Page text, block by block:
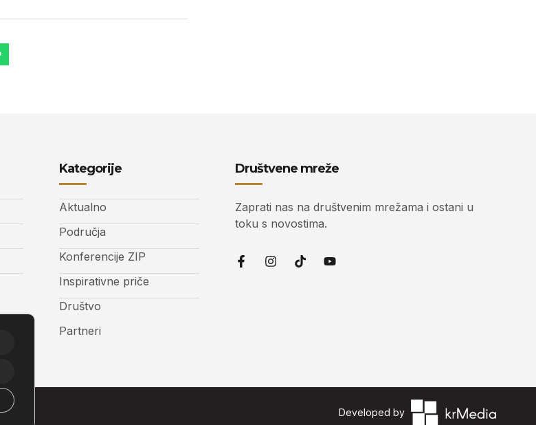
Kategorije
Aktualno
Područja
Konferencije ZIP
Inspirativne priče
Društvo
Partneri
Društvene mreže
Zaprati nas na društvenim mrežama i ostani u
toku s novostima.
Developed by